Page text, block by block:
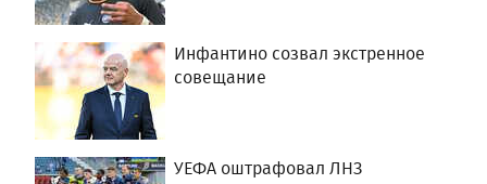
Инфантино созвал экстренное
совещание
УЕФА оштрафовал ЛНЗ